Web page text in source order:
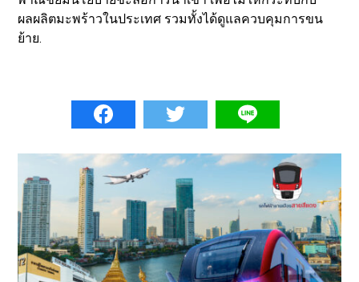
ผลผลิตมะพร้าวในประเทศ รวมทั้งได้ดูแลควบคุมการขน
ย้าย.